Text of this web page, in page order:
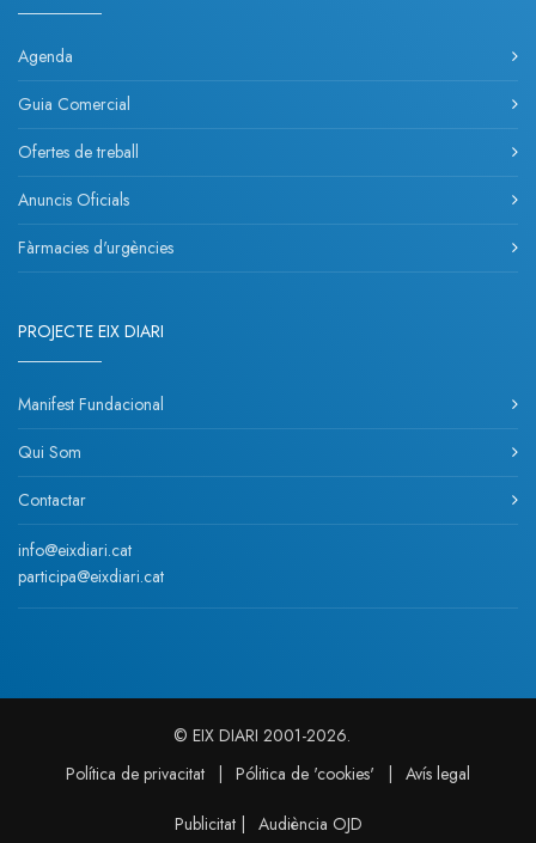
Agenda
Guia Comercial
Ofertes de treball
Anuncis Oficials
Fàrmacies d'urgències
PROJECTE EIX DIARI
Manifest Fundacional
Qui Som
Contactar
info@eixdiari.cat
participa@eixdiari.cat
© EIX DIARI 2001-2026.
Política de privacitat | Pólitica de 'cookies' | Avís legal
Publicitat | Audiència OJD